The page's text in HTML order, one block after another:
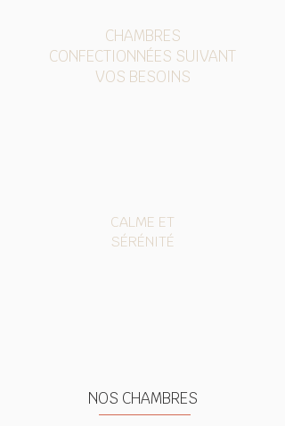
CHAMBRES
CONFECTIONNÉES SUIVANT
VOS BESOINS
CALME ET
SÉRÉNITÉ
NOS CHAMBRES